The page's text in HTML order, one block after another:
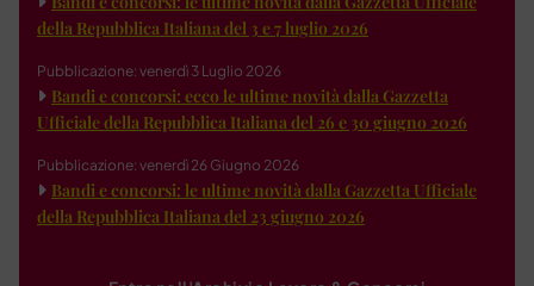
della Repubblica Italiana del 3 e 7 luglio 2026
Pubblicazione: venerdì 3 Luglio 2026
Bandi e concorsi: ecco le ultime novità dalla Gazzetta
Ufficiale della Repubblica Italiana del 26 e 30 giugno 2026
Pubblicazione: venerdì 26 Giugno 2026
Bandi e concorsi: le ultime novità dalla Gazzetta Ufficiale
della Repubblica Italiana del 23 giugno 2026